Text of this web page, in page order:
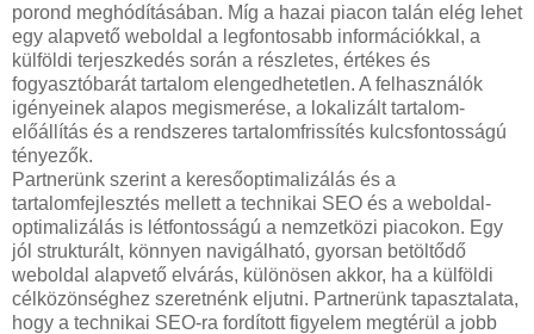
porond meghódításában. Míg a hazai piacon talán elég lehet
egy alapvető weboldal a legfontosabb információkkal, a
külföldi terjeszkedés során a részletes, értékes és
fogyasztóbarát tartalom elengedhetetlen. A felhasználók
igényeinek alapos megismerése, a lokalizált tartalom-
előállítás és a rendszeres tartalomfrissítés kulcsfontosságú
tényezők.
Partnerünk szerint a keresőoptimalizálás és a
tartalomfejlesztés mellett a technikai SEO és a weboldal-
optimalizálás is létfontosságú a nemzetközi piacokon. Egy
jól strukturált, könnyen navigálható, gyorsan betöltődő
weboldal alapvető elvárás, különösen akkor, ha a külföldi
célközönséghez szeretnénk eljutni. Partnerünk tapasztalata,
hogy a technikai SEO-ra fordított figyelem megtérül a jobb